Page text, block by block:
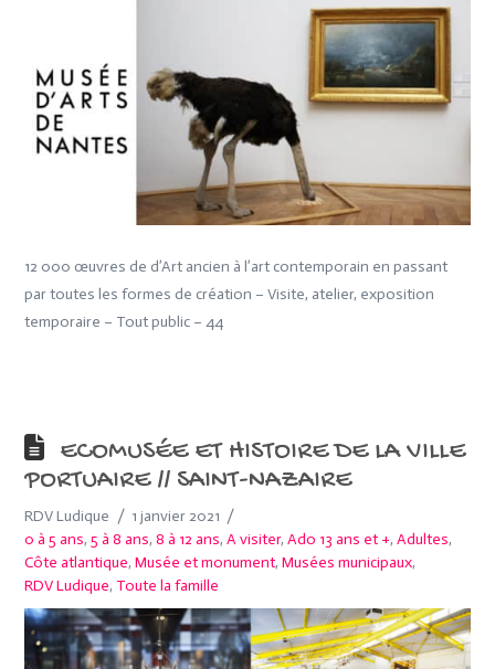
12 000 œuvres de d’Art ancien à l’art contemporain en passant
par toutes les formes de création – Visite, atelier, exposition
temporaire – Tout public – 44
ECOMUSÉE ET HISTOIRE DE LA VILLE
PORTUAIRE // SAINT-NAZAIRE
RDV Ludique
1 janvier 2021
0 à 5 ans,5 à 8 ans,8 à 12 ans,A visiter,Ado 13 ans et +,Adultes,
Côte atlantique,Musée et monument,Musées municipaux,
RDV Ludique, Toute la famille